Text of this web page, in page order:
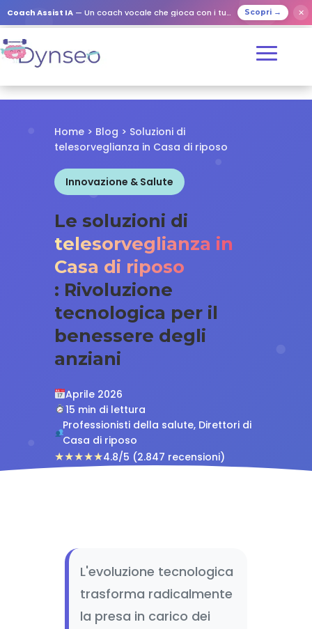
Coach Assist IA — Un coach vocale che gioca con i tuoi cari Scopri → ✕
Home > Blog > Soluzioni di
telesorveglianza in Casa di riposo
Innovazione & Salute
Le soluzioni di
telesorveglianza in
Casa di riposo
: Rivoluzione
tecnologica per il
benessere degli
anziani
Aprile 2026
15 min di lettura
Professionisti della salute, Direttori di
Casa di riposo
★★★★★4.8/5 (2.847 recensioni)
L'evoluzione tecnologica
trasforma radicalmente
la presa in carico dei